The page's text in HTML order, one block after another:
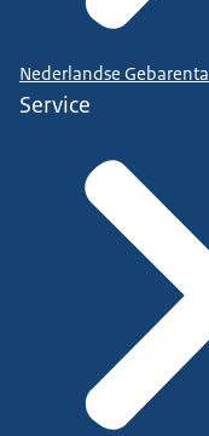
Nederlandse
Service